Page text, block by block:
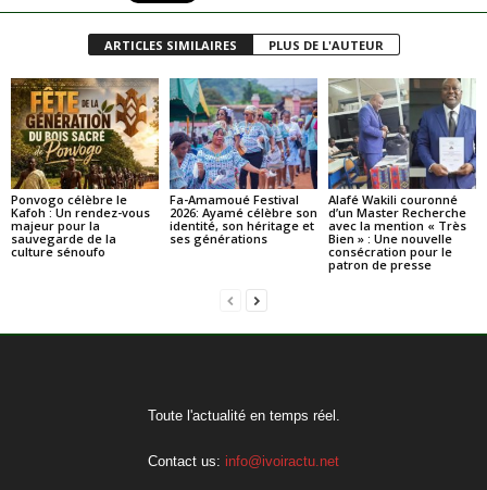
ARTICLES SIMILAIRES PLUS DE L'AUTEUR
Ponvogo célèbre le
Kafoh : Un rendez-vous
majeur pour la
sauvegarde de la
culture sénoufo
Fa-Amamoué Festival
2026: Ayamé célèbre son
identité, son héritage et
ses générations
Alafé Wakili couronné
d’un Master Recherche
avec la mention « Très
Bien » : Une nouvelle
consécration pour le
patron de presse
Toute l'actualité en temps réel.
Contact us: info@ivoiractu.net